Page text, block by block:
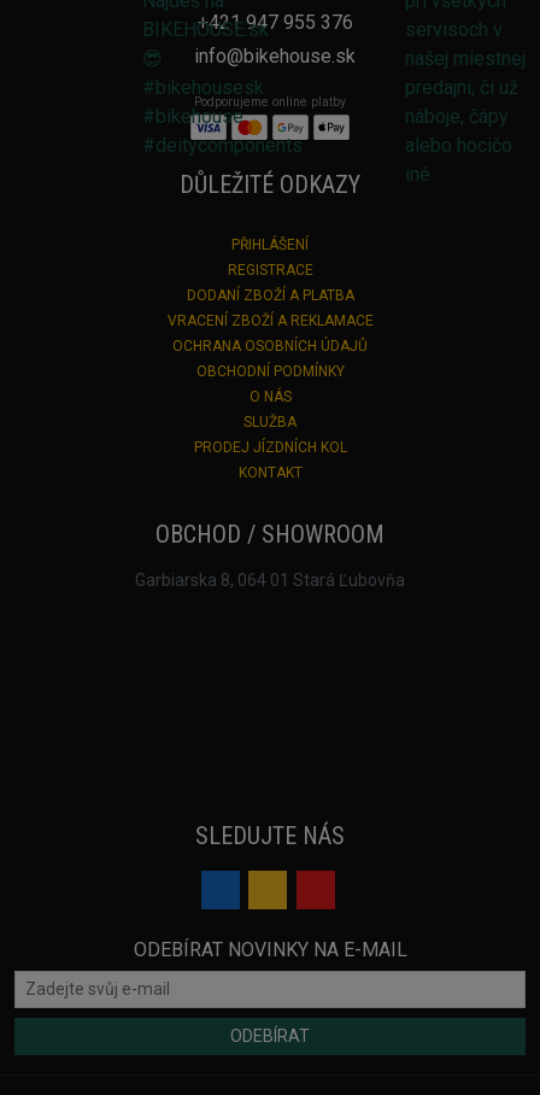
+421 947 955 376
info@bikehouse.sk
Podporujeme online platby
DŮLEŽITÉ ODKAZY
PŘIHLÁŠENÍ
REGISTRACE
DODANÍ ZBOŽÍ A PLATBA
VRACENÍ ZBOŽÍ A REKLAMACE
OCHRANA OSOBNÍCH ÚDAJŮ
OBCHODNÍ PODMÍNKY
O NÁS
SLUŽBA
PRODEJ JÍZDNÍCH KOL
KONTAKT
OBCHOD / SHOWROOM
Garbiarska 8, 064 01 Stará Ľubovňa
SLEDUJTE NÁS
ODEBÍRAT NOVINKY NA E-MAIL
ODEBÍRAT